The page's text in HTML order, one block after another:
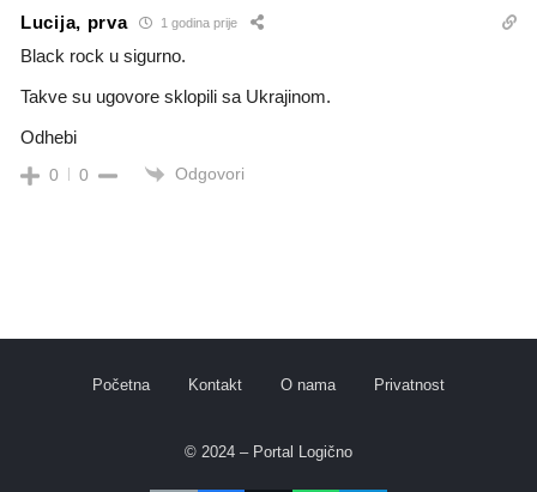
Lucija, prva 1 godina prije
Black rock u sigurno.
Takve su ugovore sklopili sa Ukrajinom.
Odhebi
0 0 Odgovori
Početna Kontakt O nama Privatnost
© 2024 – Portal Logično